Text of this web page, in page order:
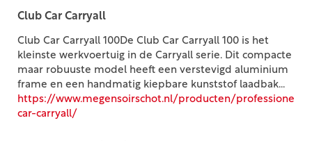
Club Car Carryall
Club Car Carryall 100De Club Car Carryall 100 is het
kleinste werkvoertuig in de Carryall serie. Dit compacte
maar robuuste model heeft een verstevigd aluminium
frame en een handmatig kiepbare kunststof laadbak...
https://www.megensoirschot.nl/producten/
car-carryall/